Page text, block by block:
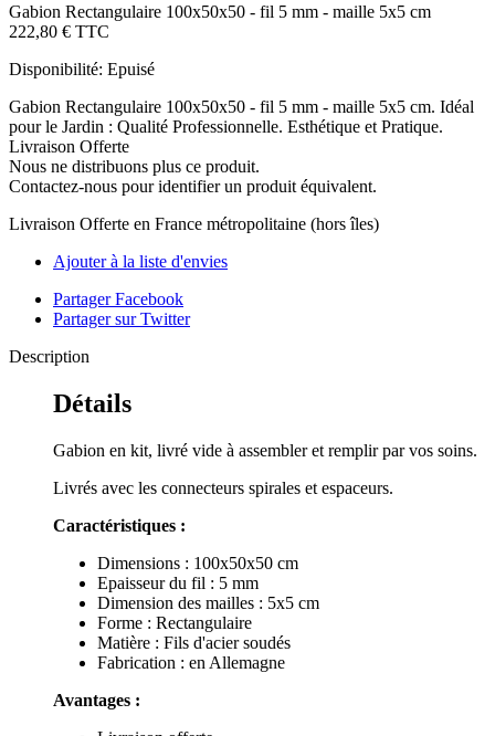
Gabion Rectangulaire 100x50x50 - fil 5 mm - maille 5x5 cm
222,80 € TTC
Disponibilité: Epuisé
Gabion Rectangulaire 100x50x50 - fil 5 mm - maille 5x5 cm. Idéal
pour le Jardin : Qualité Professionnelle. Esthétique et Pratique.
Livraison Offerte
Nous ne distribuons plus ce produit.
Contactez-nous pour identifier un produit équivalent.
Livraison Offerte en France métropolitaine (hors îles)
Ajouter à la liste d'envies
Partager Facebook
Partager sur Twitter
Description
Détails
Gabion en kit, livré vide à assembler et remplir par vos soins.
Livrés avec les connecteurs spirales et espaceurs.
Caractéristiques :
Dimensions : 100x50x50 cm
Epaisseur du fil : 5 mm
Dimension des mailles : 5x5 cm
Forme : Rectangulaire
Matière : Fils d'acier soudés
Fabrication : en Allemagne
Avantages :